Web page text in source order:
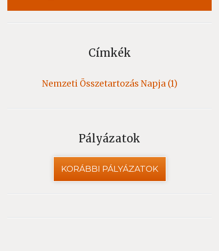
Címkék
Nemzeti Összetartozás Napja (1)
Pályázatok
KORÁBBI PÁLYÁZATOK